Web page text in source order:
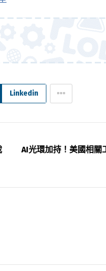
Linkedin
AI光環加持！美國相關